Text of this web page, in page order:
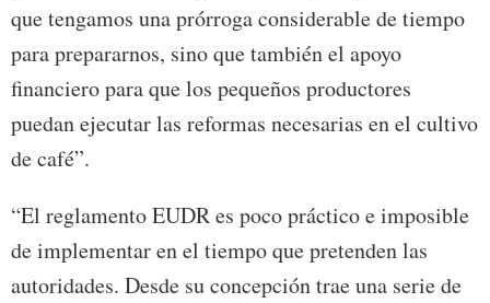
que tengamos una prórroga considerable de tiempo
para prepararnos, sino que también el apoyo
financiero para que los pequeños productores
puedan ejecutar las reformas necesarias en el cultivo
de café”.
“El reglamento EUDR es poco práctico e imposible
de implementar en el tiempo que pretenden las
autoridades. Desde su concepción trae una serie de